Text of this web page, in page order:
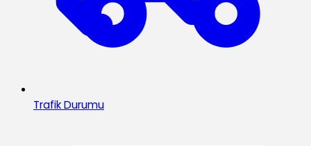
Trafik Durumu